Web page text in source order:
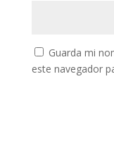
Guarda mi
este navegador